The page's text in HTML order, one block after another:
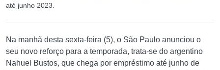
até junho 2023.
Na manhã desta sexta-feira (5), o São Paulo anunciou o
seu novo reforço para a temporada, trata-se do argentino
Nahuel Bustos, que chega por empréstimo até junho de